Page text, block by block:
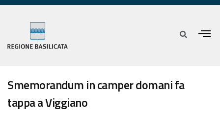
Smemorandum in camper domani fa
tappa a Viggiano